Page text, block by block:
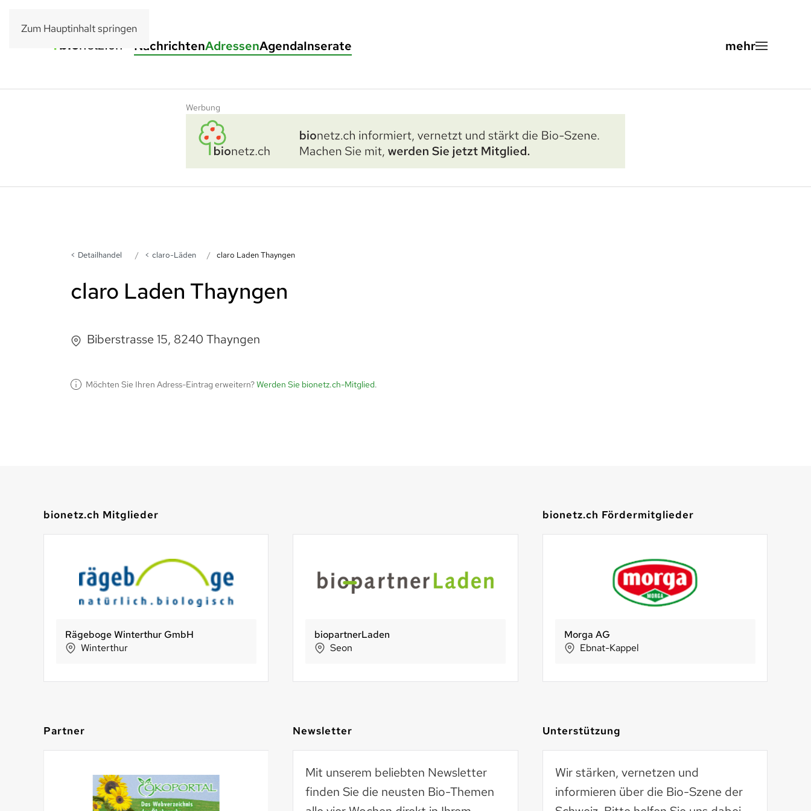
Zum Hauptinhalt springen
NachrichtenAdressenAgendaInserate
Werbung
Detailhandel claro-Läden claro Laden Thayngen
claro Laden Thayngen
Biberstrasse 15, 8240 Thayngen
Möchten Sie Ihren Adress-Eintrag erweitern?Werden Sie bionetz.ch-Mitglied.
bionetz.ch Mitglieder
Rägeboge Winterthur GmbH
Winterthur
SPAR Handels AG
Gossau (SG)
St. Margrethen
Vier Linden Imbisscafé
Schlieren
biopartnerLaden
Seon
Bio-Beck Lehmann
Lanterswil
bionetz.ch Fördermitglieder
Phag GmbH
Morga AG
Ebnat-Kappel
Partner Newsletter
Mit unserem beliebten Newsletter
finden Sie die neusten Bio-Themen
Unterstützung
Wir stärken, vernetzen und
informieren über die Bio-Szene der